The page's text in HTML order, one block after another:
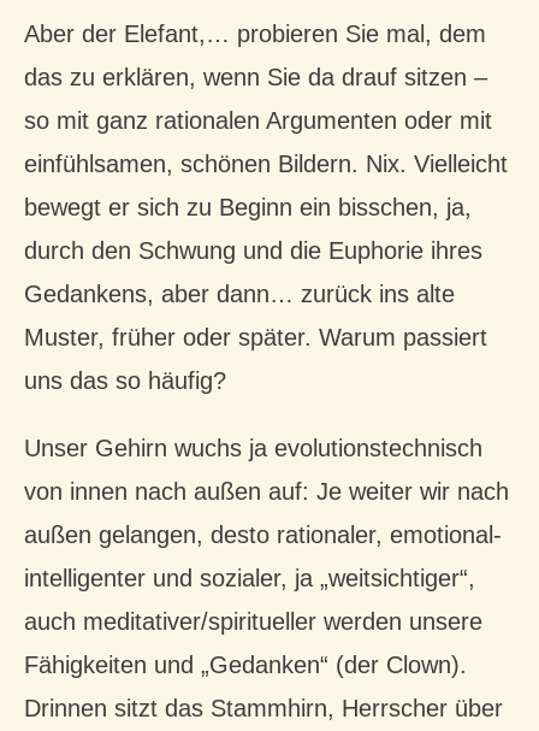
Aber der Elefant,… probieren Sie mal, dem
das zu erklären, wenn Sie da drauf sitzen –
so mit ganz rationalen Argumenten oder mit
einfühlsamen, schönen Bildern. Nix. Vielleicht
bewegt er sich zu Beginn ein bisschen, ja,
durch den Schwung und die Euphorie ihres
Gedankens, aber dann… zurück ins alte
Muster, früher oder später. Warum passiert
uns das so häufig?
Unser Gehirn wuchs ja evolutionstechnisch
von innen nach außen auf: Je weiter wir nach
außen gelangen, desto rationaler, emotional-
intelligenter und sozialer, ja „weitsichtiger“,
auch meditativer/spiritueller werden unsere
Fähigkeiten und „Gedanken“ (der Clown).
Drinnen sitzt das Stammhirn, Herrscher über